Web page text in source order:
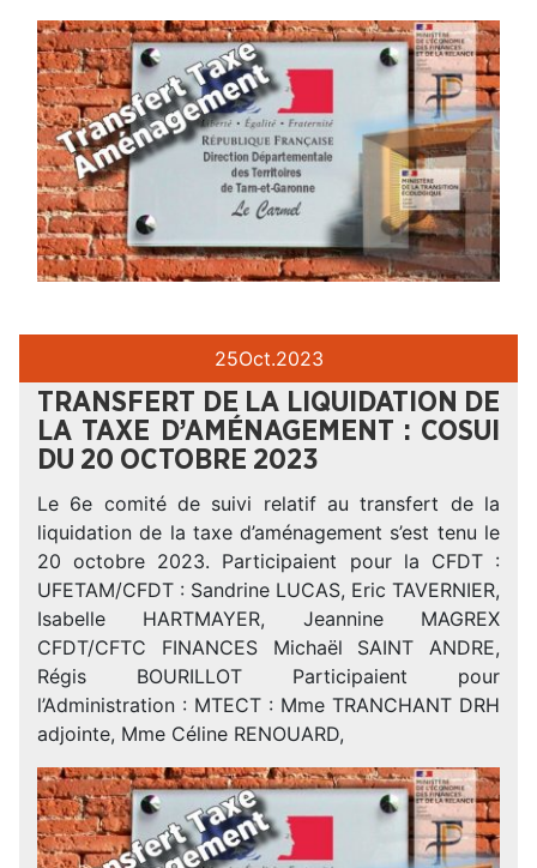
25Oct.2023
TRANSFERT DE LA LIQUIDATION DE
LA TAXE D’AMÉNAGEMENT : COSUI
DU 20 OCTOBRE 2023
Le 6e comité de suivi relatif au transfert de la
liquidation de la taxe d’aménagement s’est tenu le
20 octobre 2023. Participaient pour la CFDT :
UFETAM/CFDT : Sandrine LUCAS, Eric TAVERNIER,
Isabelle HARTMAYER, Jeannine MAGREX
CFDT/CFTC FINANCES Michaël SAINT ANDRE,
Régis BOURILLOT Participaient pour
l’Administration : MTECT : Mme TRANCHANT DRH
adjointe, Mme Céline RENOUARD,